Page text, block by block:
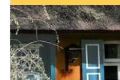
Laden Sie sich ein